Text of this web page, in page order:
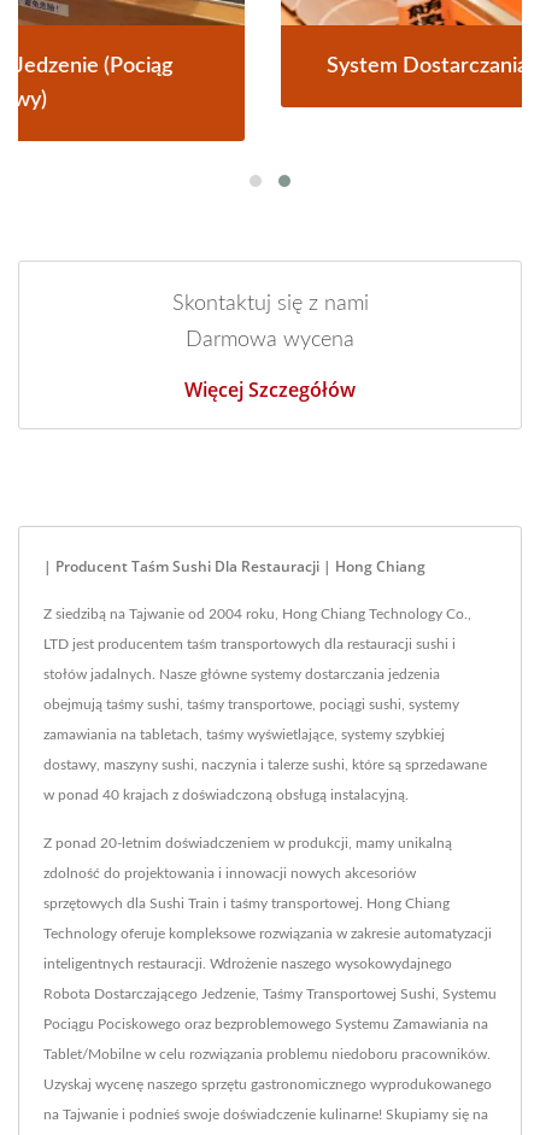
System Dostarczania Jedzenia Przez Pociąg
Skontaktuj się z nami
Darmowa wycena
Więcej Szczegółów
| Producent Taśm Sushi Dla Restauracji | Hong Chiang
Z siedzibą na Tajwanie od 2004 roku, Hong Chiang Technology Co.,
LTD jest producentem taśm transportowych dla restauracji sushi i
stołów jadalnych. Nasze główne systemy dostarczania jedzenia
obejmują taśmy sushi, taśmy transportowe, pociągi sushi, systemy
zamawiania na tabletach, taśmy wyświetlające, systemy szybkiej
dostawy, maszyny sushi, naczynia i talerze sushi, które są sprzedawane
w ponad 40 krajach z doświadczoną obsługą instalacyjną.
Z ponad 20-letnim doświadczeniem w produkcji, mamy unikalną
zdolność do projektowania i innowacji nowych akcesoriów
sprzętowych dla Sushi Train i taśmy transportowej. Hong Chiang
Technology oferuje kompleksowe rozwiązania w zakresie automatyzacji
inteligentnych restauracji. Wdrożenie naszego wysokowydajnego
Robota Dostarczającego Jedzenie, Taśmy Transportowej Sushi, Systemu
Pociągu Pociskowego oraz bezproblemowego Systemu Zamawiania na
Tablet/Mobilne w celu rozwiązania problemu niedoboru pracowników.
Uzyskaj wycenę naszego sprzętu gastronomicznego wyprodukowanego
na Tajwanie i podnieś swoje doświadczenie kulinarne! Skupiamy się na